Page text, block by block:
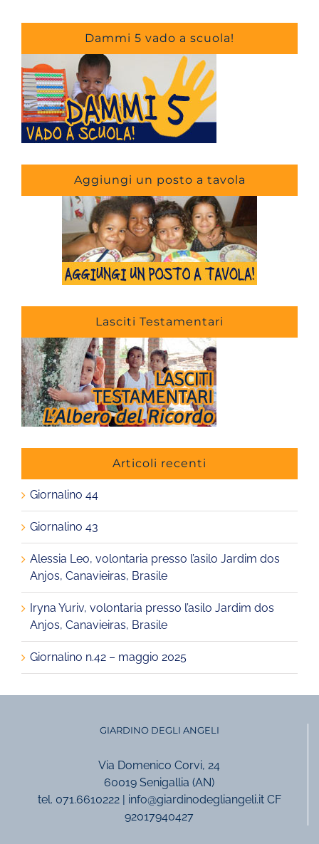
Dammi 5 vado a scuola!
Aggiungi un posto a tavola
Lasciti Testamentari
Articoli recenti
Giornalino 44
Giornalino 43
Alessia Leo, volontaria presso l’asilo Jardim dos
Anjos, Canavieiras, Brasile
Iryna Yuriv, volontaria presso l’asilo Jardim dos
Anjos, Canavieiras, Brasile
Giornalino n.42 – maggio 2025
GIARDINO DEGLI ANGELI
Via Domenico Corvi, 24
60019 Senigallia (AN)
tel. 071.6610222 | info@giardinodegliangeli.it CF
92017940427